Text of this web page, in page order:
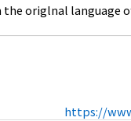
origlnal language
https://